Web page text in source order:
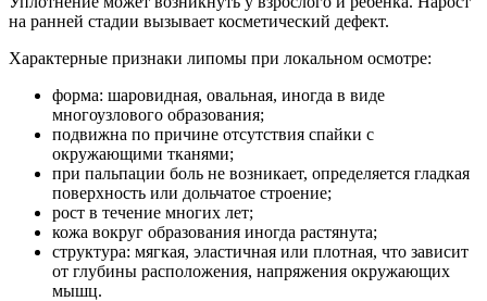
на ранней стадии вызывает косметический дефект.
Характерные признаки липомы при локальном осмотре:
форма: шаровидная, овальная, иногда в виде
многоузлового образования;
подвижна по причине отсутствия спайки с
окружающими тканями;
при пальпации боль не возникает, определяется гладкая
поверхность или дольчатое строение;
рост в течение многих лет;
кожа вокруг образования иногда растянута;
структура: мягкая, эластичная или плотная, что зависит
от глубины расположения, напряжения окружающих
мышц.